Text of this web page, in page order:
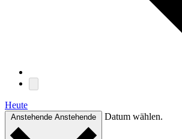
Heute
Anstehende Anstehende Datum wählen.